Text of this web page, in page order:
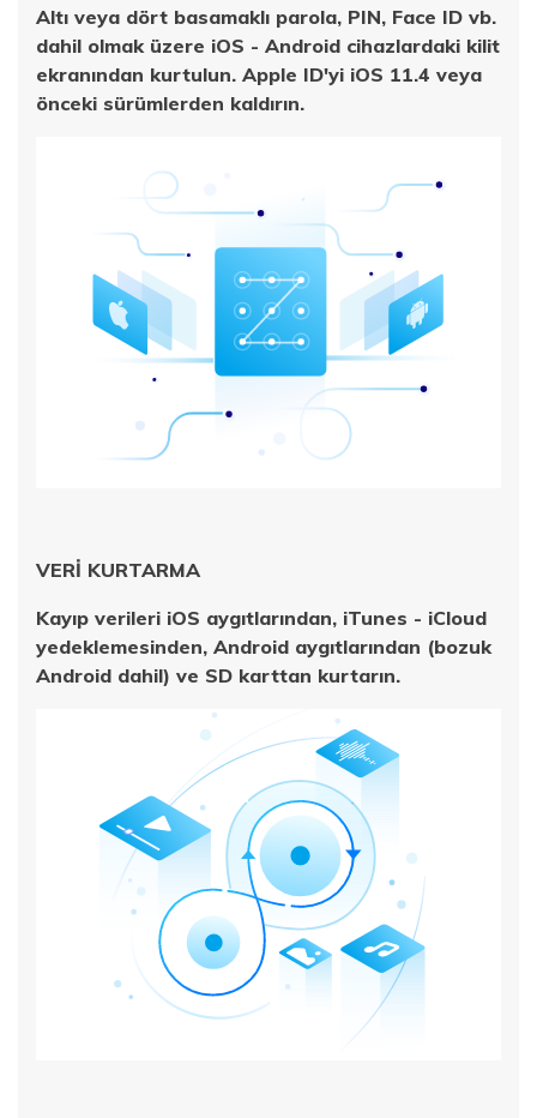
Altı veya dört basamaklı parola, PIN, Face ID vb.
dahil olmak üzere iOS - Android cihazlardaki kilit
ekranından kurtulun. Apple ID'yi iOS 11.4 veya
önceki sürümlerden kaldırın.
VERİ KURTARMA
Kayıp verileri iOS aygıtlarından, iTunes - iCloud
yedeklemesinden, Android aygıtlarından (bozuk
Android dahil) ve SD karttan kurtarın.